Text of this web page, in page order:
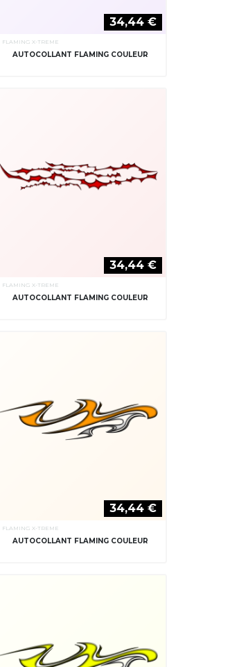
34,44 €
FLAMING X-TREME
AUTOCOLLANT FLAMING COULEUR
34,44 €
FLAMING X-TREME
AUTOCOLLANT FLAMING COULEUR
34,44 €
FLAMING X-TREME
AUTOCOLLANT FLAMING COULEUR